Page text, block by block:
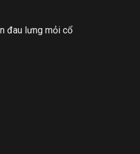
đau lưng mỏi cổ